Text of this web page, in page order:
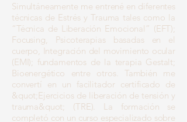
Simultáneamente me entrené en diferentes
técnicas de Estrés y Trauma tales como la
“Técnica de Liberación Emocional” (EFT);
Focusing, Psicoterapias basadas en el
cuerpo, Integración del movimiento ocular
(EMI); fundamentos de la terapia Gestalt;
Bioenergético entre otros. También me
convertí en un facilitador certificado de
&quot;Ejercicios de liberación de tensión y
trauma&quot; (TRE). La formación se
completó con un curso especializado sobre